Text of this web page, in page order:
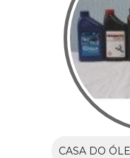
CASA DO